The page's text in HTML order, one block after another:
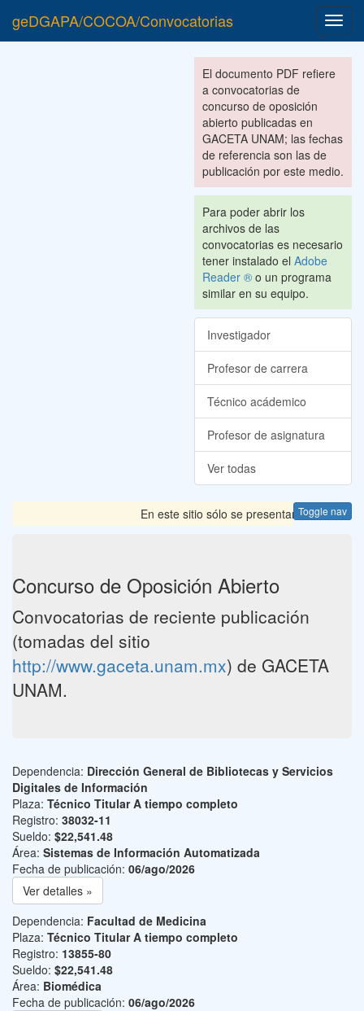
geDGAPA/COCOA/Convocatorias
El documento PDF refiere
a convocatorias de
concurso de oposición
abierto publicadas en
GACETA UNAM; las fechas
de referencia son las de
publicación por este medio.
Para poder abrir los
archivos de las
convocatorias es necesario
tener instalado el Adobe
Reader ® o un programa
similar en su equipo.
Investigador
Profesor de carrera
Técnico acádemico
Profesor de asignatura
Ver todas
Toggle nav
En este sitio sólo se presentan las
Concurso de Oposición Abierto
Convocatorias de reciente publicación
(tomadas del sitio
http://www.gaceta.unam.mx) de GACETA
UNAM.
Dependencia: Dirección General de Bibliotecas y Servicios
Digitales de Información
Plaza: Técnico Titular A tiempo completo
Registro: 38032-11
Sueldo: $22,541.48
Área: Sistemas de Información Automatizada
Fecha de publicación: 06/ago/2026
Ver detalles »
Dependencia: Facultad de Medicina
Plaza: Técnico Titular A tiempo completo
Registro: 13855-80
Sueldo: $22,541.48
Área: Biomédica
Fecha de publicación: 06/ago/2026